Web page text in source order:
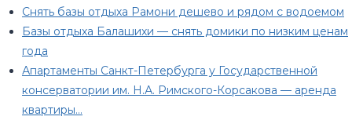
Снять базы отдыха Рамони дешево и рядом с водоемом
Базы отдыха Балашихи — снять домики по низким ценам
года
Апартаменты Санкт-Петербурга у Государственной
консерватории им. Н.А. Римского-Корсакова — аренда
квартиры…